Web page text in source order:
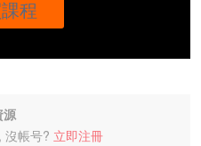
程
源
沒帳号? 立即注冊